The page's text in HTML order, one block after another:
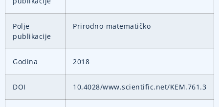
Polje
publikacije
Prirodno-matematičko
Godina 2018
DOI 10.4028/www.scientific.net/KEM.761.3